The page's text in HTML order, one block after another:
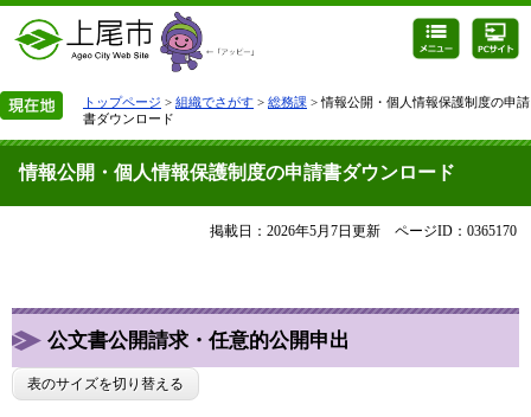
トップページ > 組織でさがす > 総務課 > 情報公開・個人情報保護制度の申請
書ダウンロード
情報公開・個人情報保護制度の申請書ダウンロード
掲載日：2026年5月7日更新 ページID：0365170
公文書公開請求・任意的公開申出
表のサイズを切り替える